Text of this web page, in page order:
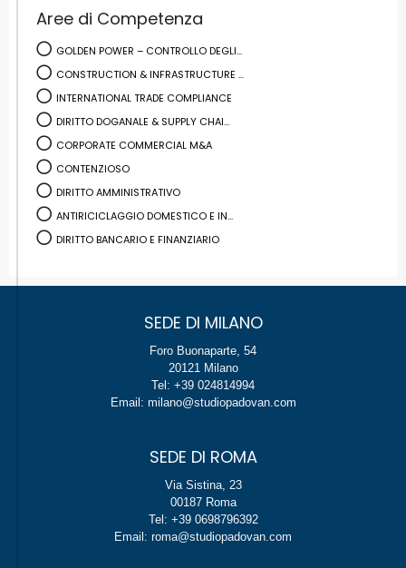
Aree di Competenza
GOLDEN POWER – CONTROLLO DEGLI...
CONSTRUCTION & INFRASTRUCTURE ...
INTERNATIONAL TRADE COMPLIANCE
DIRITTO DOGANALE & SUPPLY CHAI...
CORPORATE COMMERCIAL M&A
CONTENZIOSO
DIRITTO AMMINISTRATIVO
ANTIRICICLAGGIO DOMESTICO E IN...
DIRITTO BANCARIO E FINANZIARIO
SEDE DI MILANO
Foro Buonaparte, 54
20121 Milano
Tel: +39 024814994
Email: milano@studiopadovan.com
SEDE DI ROMA
Via Sistina, 23
00187 Roma
Tel: +39 0698796392
Email: roma@studiopadovan.com